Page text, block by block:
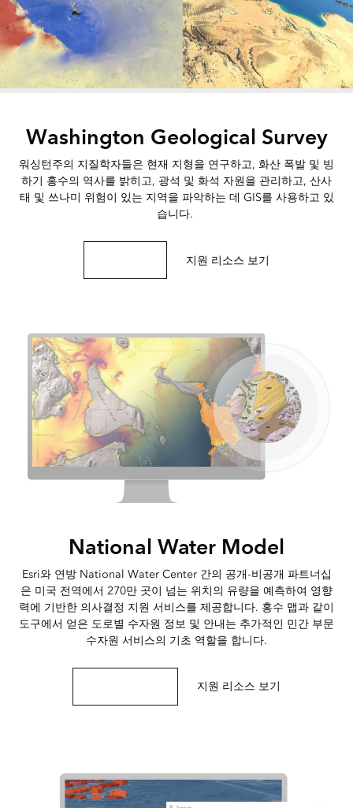
Washington Geological Survey
워싱턴주의 지질학자들은 현재 지형을 연구하고, 화산 폭발 및 빙
하기 홍수의 역사를 밝히고, 광석 및 화석 자원을 관리하고, 산사
태 및 쓰나미 위험이 있는 지역을 파악하는 데 GIS를 사용하고 있
습니다.
지원 리소스 보기
National Water Model
Esri와 연방 National Water Center 간의 공개-비공개 파트너십
은 미국 전역에서 270만 곳이 넘는 위치의 유량을 예측하여 영향
력에 기반한 의사결정 지원 서비스를 제공합니다. 홍수 맵과 같이
도구에서 얻은 도로별 수자원 정보 및 안내는 추가적인 민간 부문
수자원 서비스의 기초 역할을 합니다.
지원 리소스 보기